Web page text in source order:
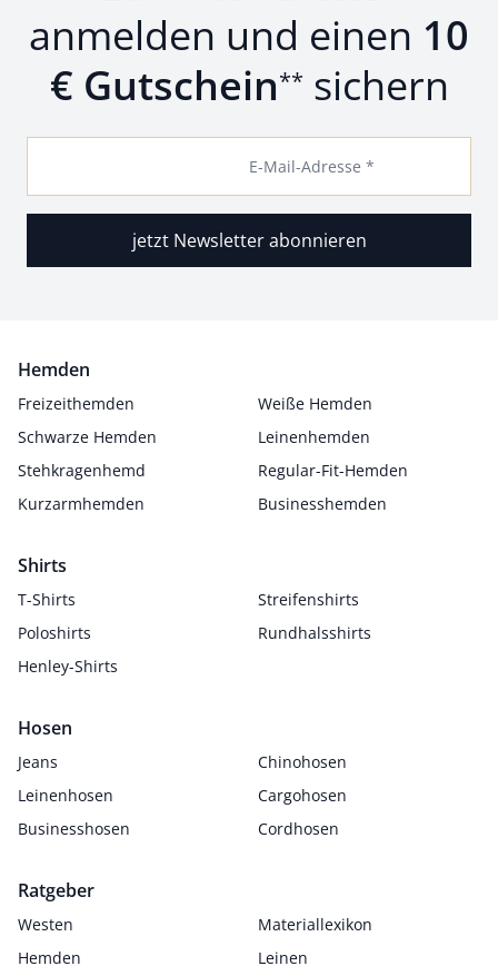
anmelden und einen 10
€ Gutschein** sichern
E-Mail-Adresse *
jetzt Newsletter abonnieren
Hemden
Freizeithemden
Weiße Hemden
Schwarze Hemden
Leinenhemden
Stehkragenhemd
Regular-Fit-Hemden
Kurzarmhemden
Businesshemden
Shirts
T-Shirts
Streifenshirts
Poloshirts
Rundhalsshirts
Henley-Shirts
Hosen
Jeans
Chinohosen
Leinenhosen
Cargohosen
Businesshosen
Cordhosen
Ratgeber
Westen
Materiallexikon
Hemden
Leinen